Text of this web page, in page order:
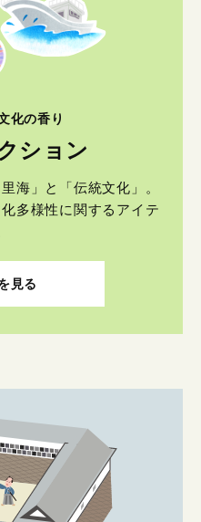
化の香り
ション
海」と「伝統文化」。
多様性に関するアイテ
見る